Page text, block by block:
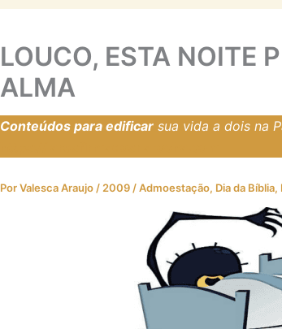
LOUCO, ESTA NOITE
ALMA
Conteúdos para edificar sua vida a dois na
PorValesca Araujo / 2009 /Admoestação, Dia da Bíblia,